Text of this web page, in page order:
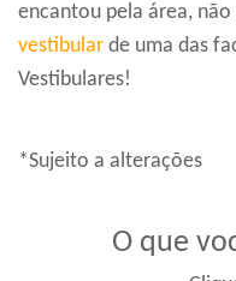
encantou pela área,
vestibular de uma das
Vestibulares!
*Sujeito a alterações
O que